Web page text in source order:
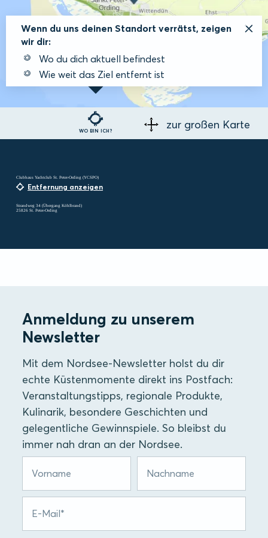
WO BIN ICH?
Wenn du uns deinen Standort verrätst, zeigen
wir dir:
Wo du dich aktuell befindest
Wie weit das Ziel entfernt ist
zur großen Karte
Clubhaus Yachtclub St. Peter-Ording (YCSPO)
Entfernung anzeigen
Strandweg 34 (Übergang Köhlbrand)
25826 St. Peter-Ording
Anmeldung zu unserem
Newsletter
Mit dem Nordsee-Newsletter holst du dir
echte Küstenmomente direkt ins Postfach:
Veranstaltungstipps, regionale Produkte,
Kulinarik, besondere Geschichten und
gelegentliche Gewinnspiele. So bleibst du
immer nah dran an der Nordsee.